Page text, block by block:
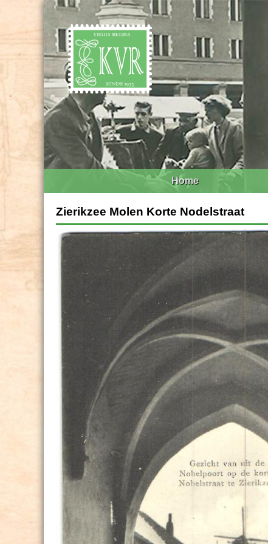
Home
Zierikzee Molen Korte Nodelstraat